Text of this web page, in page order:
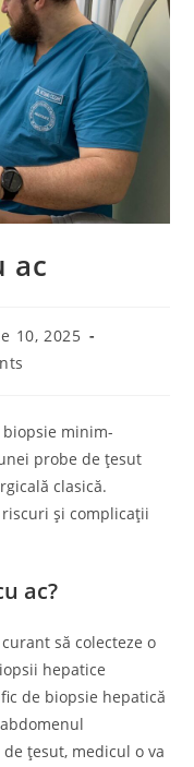
ac
10, 2025
minim-
probe de țesut
clasică.
și complicații
ac?
să colecteze o
hepatice
de biopsie hepatică
țesut, medicul o va